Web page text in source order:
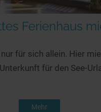
Ferienhaus
für sich allein. Hier
für den See-
Mehr